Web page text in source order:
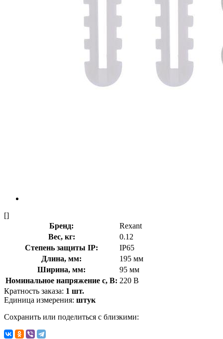
[]
Бренд:
Rexant
Вес, кг:
0.12
Степень защиты IP:
IP65
Длина, мм:
195 мм
Ширина, мм:
95 мм
Номинальное напряжение с, В: 220 В
Кратность заказа: 1 шт.
Единица измерения: штук
Сохранить или поделиться с близкими: